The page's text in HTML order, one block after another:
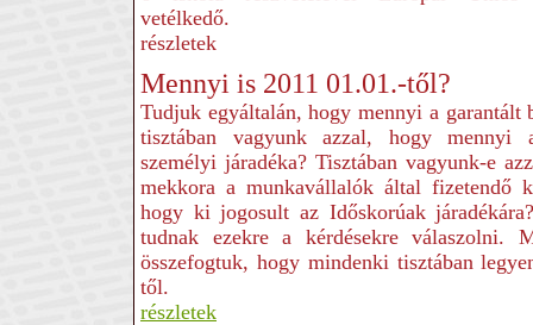
vetélkedő.
részletek
Mennyi is 2011 01.01.-től?
Tudjuk egyáltalán, hogy mennyi a garantált
tisztában vagyunk azzal, hogy mennyi
személyi járadéka? Tisztában vagyunk-e
mekkora a munkavállalók által fizetendő
hogy ki jogosult az Időskorúak
tudnak ezekre a kérdésekre válaszolni.
összefogtuk, hogy mindenki tisztában
től.
részletek